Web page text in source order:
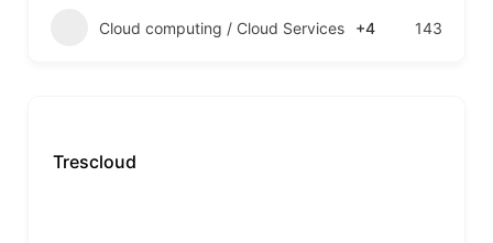
Cloud computing / Cloud Services +4 143
Trescloud